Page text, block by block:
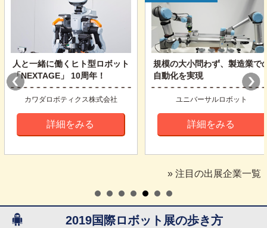
人と一緒に働くヒト型ロボット
「NEXTAGE」 10周年！
カワダロボティクス株式会社
詳細をみる
規模の大小問わず、製造業で
自動化を実現
ユニバーサルロボット
詳細をみる
» 注目の出展企業一覧
2019国際ロボット展の歩き方